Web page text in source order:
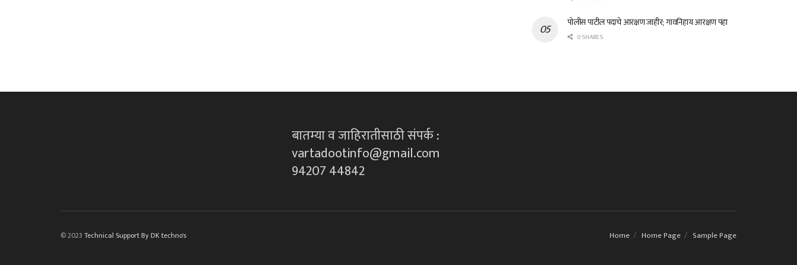
पोलीस पाटील पदाचे आरक्षण जाहीर; गावनिहाय आरक्षण पहा
0 SHARES
बातम्या व जाहिरातीसाठी संपर्क :
vartadootinfo@gmail.com
94207 44842
Home Home Page Sample Page
© 2023 Technical Support By DK techno's